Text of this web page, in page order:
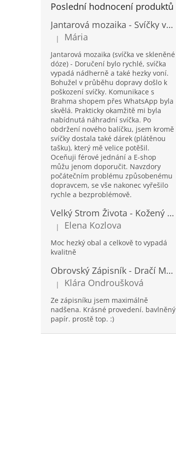
Poslední hodnocení produktů
Jantarová mozaika - Svíčky ve skleněných dózách - Vysoké
Hodnocení produktu je 5 z 5 hvězdiček.
| Mária
Jantarová mozaika (svíčka ve skleněné
dóze) - Doručení bylo rychlé, svíčka
vypadá nádherně a také hezky voní.
Bohužel v průběhu dopravy došlo k
poškození svíčky. Komunikace s
Brahma shopem přes WhatsApp byla
skvělá. Prakticky okamžitě mi byla
nabídnutá náhradní svíčka. Po
obdržení nového balíčku, jsem kromě
svíčky dostala také dárek (plátěnou
tašku), který mě velice potěšil.
Oceňuji férové jednání a E-shop
můžu jenom doporučit. Navzdory
počátečním problému způsobenému
dopravcem, se vše nakonec vyřešilo
rychle a bezproblémově.
Velký Strom Života - Kožený Zápisník se Šňůrkou a Kamínkem - 20x16x2cm - 160 Stran
Hodnocení produktu je 5 z 5 hvězdiček.
| Elena Kozlova
Moc hezký obal a celkově to vypadá
kvalitně
Obrovský Zápisník - Dračí Mandala s Chakra Kameny - 100 Stran - 25x34cm
Hodnocení produktu je 5 z 5 hvězdiček.
| Klára Ondroušková
Ze zápisníku jsem maximálně
nadšena. Krásné provedení. bavlněný
papír. prostě top. :)